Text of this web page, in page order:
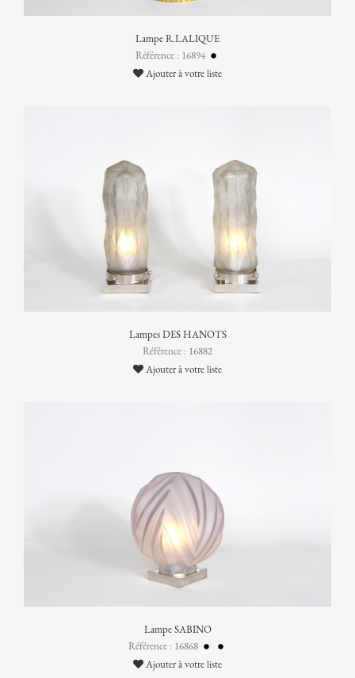
Lampe R.LALIQUE
Référence : 16894
Ajouter à votre liste
Lampes DES HANOTS
Référence : 16882
Ajouter à votre liste
Lampe SABINO
Référence : 16868
Ajouter à votre liste